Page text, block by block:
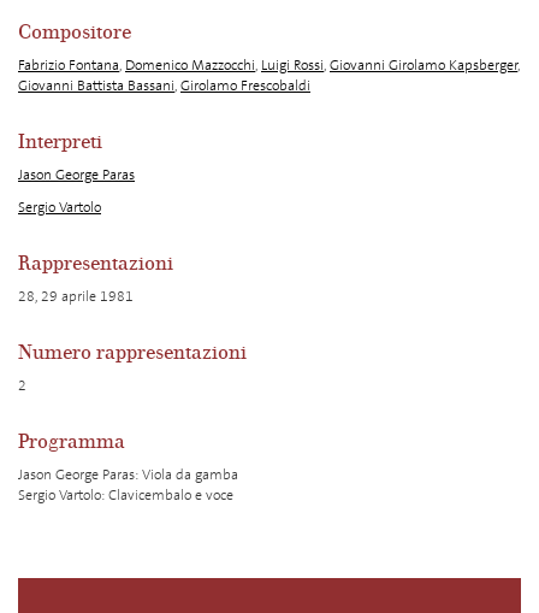
Compositore
Fabrizio Fontana, Domenico Mazzocchi, Luigi Rossi,Giovanni Girolamo Kapsberger,
Giovanni Battista Bassani,Girolamo Frescobaldi
Interpreti
Jason George Paras
Sergio Vartolo
Rappresentazioni
28, 29 aprile 1981
Numero rappresentazioni
2
Programma
Jason George Paras: Viola da gamba
Sergio Vartolo: Clavicembalo e voce